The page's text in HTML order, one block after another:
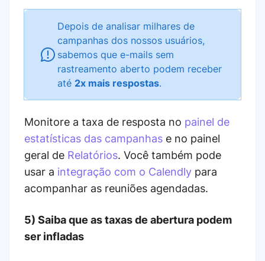
Depois de analisar milhares de
campanhas dos nossos usuários,
sabemos que e-mails sem
rastreamento aberto podem receber
até 2x mais respostas.
Monitore a taxa de resposta no painel de
estatísticas das campanhas e no painel
geral de Relatórios. Você também pode
usar a integração com o Calendly para
acompanhar as reuniões agendadas.
5) Saiba que as taxas de abertura podem
ser infladas